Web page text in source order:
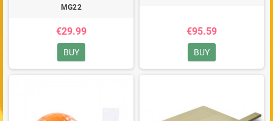
MG22
€29.99
BUY
€95.59
BUY